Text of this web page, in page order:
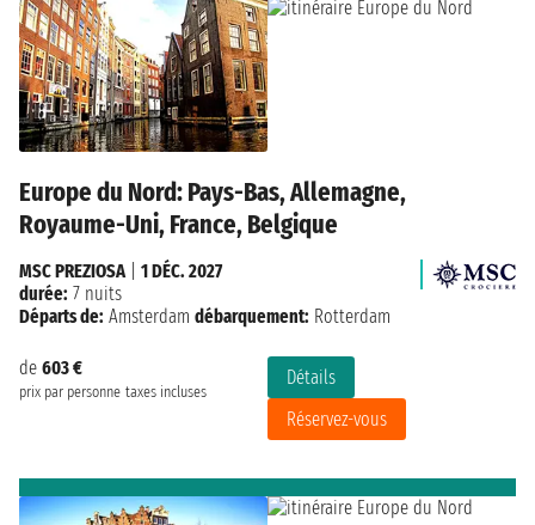
Europe du Nord: Pays-Bas, Allemagne,
Royaume-Uni, France, Belgique
de 603 €
prix par personne taxes incluses
Détails
Réservez-vous
MSC PREZIOSA
1 DÉC. 2027
durée: 7 nuits
Départs de: Amsterdam débarquement: Rotterdam